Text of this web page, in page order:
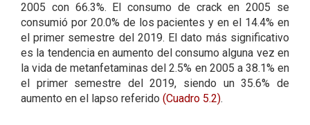
2005 con 66.3%. El consumo de crack en 2005 se
consumió por 20.0% de los pacientes y en el 14.4% en
el primer semestre del 2019. El dato más significativo
es la tendencia en aumento del consumo alguna vez en
la vida de metanfetaminas del 2.5% en 2005 a 38.1% en
el primer semestre del 2019, siendo un 35.6% de
aumento en el lapso referido (Cuadro 5.2).